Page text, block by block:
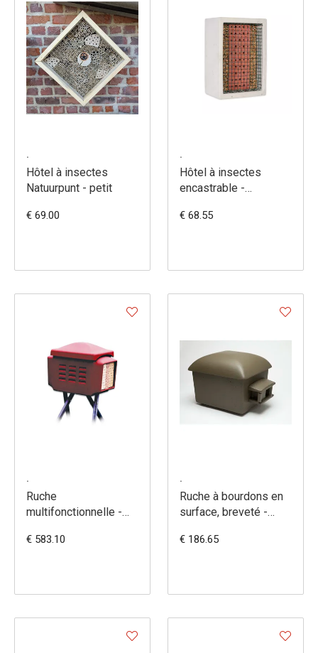
.
Hôtel à insectes
Natuurpunt - petit
€ 69.00
.
Hôtel à insectes
encastrable -
€ 68.55
.
Ruche
multifonctionnelle -
€ 583.10
.
Ruche à bourdons en
surface, breveté -
€ 186.65